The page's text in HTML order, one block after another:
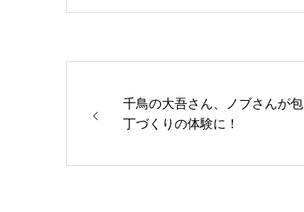
千鳥の大吾さん、ノブさんが包
丁づくりの体験に！